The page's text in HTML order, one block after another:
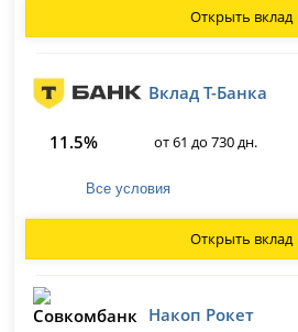
Открыть вклад
Вклад Т-Банка
11.5% от 61 до 730 дн.
Все условия
Открыть вклад
Накоп Рокет